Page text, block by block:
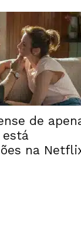
de
está
na